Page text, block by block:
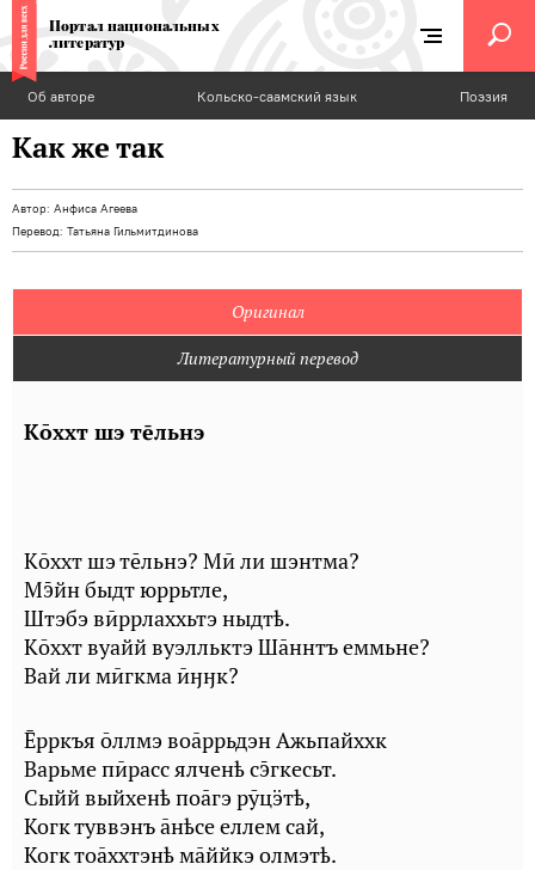
Портал национальных
литератур
Об авторе Кольско-саамский язык Поэзия
Как же так
Автор: Анфиса Агеева
Перевод: Татьяна Гильмитдинова
Оригинал
Литературный перевод
Кōххт шэ тльнэ
Кōххт шэ тльнэ? Мӣ ли шэнтма?
Мйн быдт юррьтле,
Штэбэ вӣррлаххьтэ ныдтҍ.
Кōххт вуайй вуэлльктэ Шāннтъ еммьне?
Вай ли мӣгкма ӣӈӈк?
рркъя ōллмэ воāррьдэн Ажьпайххк
Варьме пӣрасс ялченҍ сгкесьт.
Сыйй выйхенҍ поāгэ рӯцӭтҍ,
Когк туввэнъ āнҍсе еллем сай,
Когк тоāххтэнҍ мāййкэ олмэтҍ.